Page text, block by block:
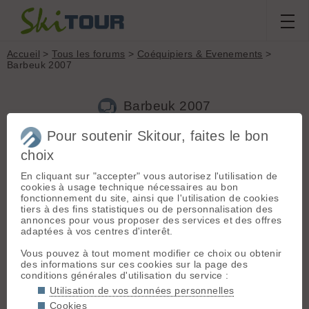
Accueil >Tous les forums > Coéquipiers & Evenements >
Barbeuk 2007
Barbeuk 2007
Nouveau sujet
Voir tous les sujets Chercher Archives
Jeroen[13278posts] - Le 05/06/2007 22:05
Comme convenu j'amène quelques saucisses, et je prévois
aussi la grille de squal 😜
. Si il y an a qui ont un barbeuk portable, ça peut le faire aussi
marika[1433posts] - Le 05/06/2007 22:07
Pour soutenir Skitour, faites le bon
choix
En cliquant sur "accepter" vous autorisez l'utilisation de
cookies à usage technique nécessaires au bon
fonctionnement du site, ainsi que l'utilisation de cookies
tiers à des fins statistiques ou de personnalisation des
annonces pour vous proposer des services et des offres
adaptées à vos centres d'interêt.
Vous pouvez à tout moment modifier ce choix ou obtenir
des informations sur ces cookies sur la page des
conditions générales d'utilisation du service :
Utilisation de vos données personnelles
Cookies